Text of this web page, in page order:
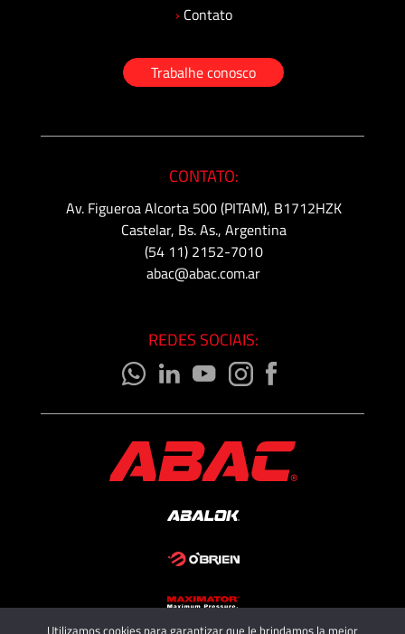
› Contato
Trabalhe conosco
CONTATO:
Av. Figueroa Alcorta 500 (PITAM), B1712HZK
Castelar, Bs. As., Argentina
(54 11) 2152-7010
abac@abac.com.ar
REDES SOCIAIS:
Utilizamos cookies para garantizar que le brindamos la mejor